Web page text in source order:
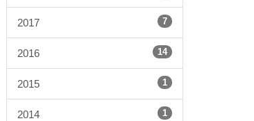
2017 7
2016 14
2015 1
2014 1